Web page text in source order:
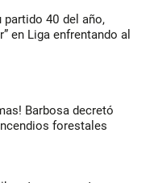
partido 40 del año,
en Liga enfrentando al
Barbosa decretó
forestales